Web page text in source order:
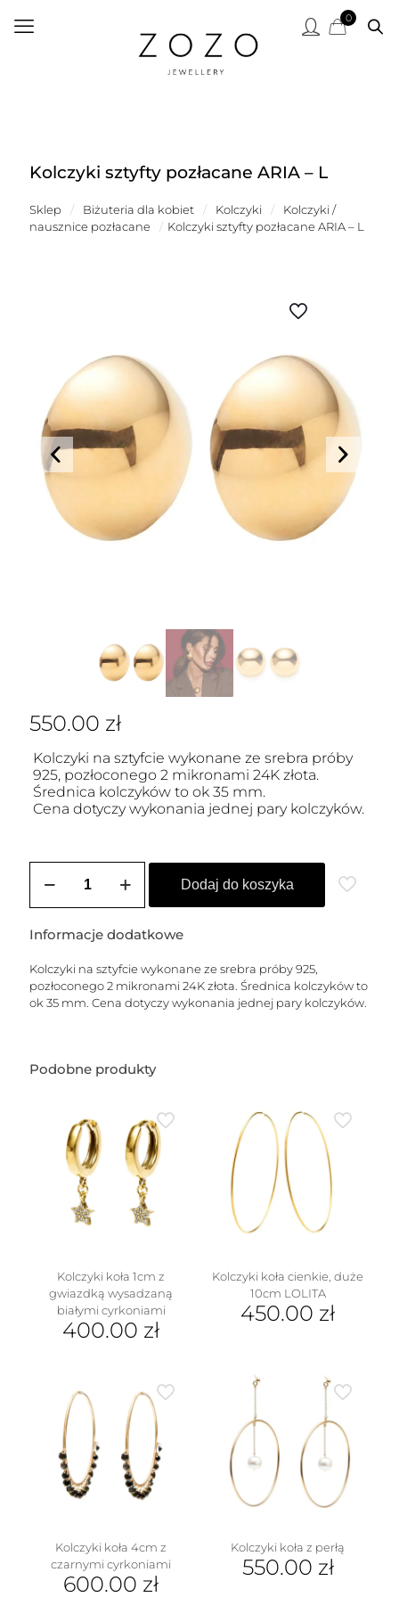
0
Kolczyki sztyfty pozłacane ARIA – L
Sklep / Biżuteria dla kobiet / Kolczyki /
Kolczyki /
nausznice pozłacane
/ Kolczyki sztyfty pozłacane ARIA – L
550.00 zł
Kolczyki na sztyfcie wykonane ze srebra próby
925, pozłoconego 2 mikronami 24K złota.
Średnica kolczyków to ok 35 mm.
Cena dotyczy wykonania jednej pary kolczyków.
Kolczyki
ARIA
L
Dodaj do koszyka
Informacje dodatkowe
Kolczyki na sztyfcie wykonane ze srebra próby 925,
pozłoconego 2 mikronami 24K złota. Średnica kolczyków to
ok 35 mm. Cena dotyczy wykonania jednej pary kolczyków.
Podobne produkty
Kolczyki koła 1cm z
gwiazdką wysadzaną
białymi cyrkoniami
400.00 zł
Kolczyki koła cienkie, duże
10cm LOLITA
450.00 zł
Kolczyki koła 4cm z
czarnymi cyrkoniami
600.00 zł
Kolczyki koła z perłą
550.00 zł